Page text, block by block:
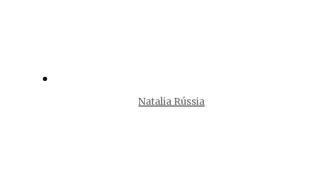
Natalia Rússia